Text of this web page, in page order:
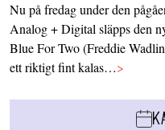
Nu på fredag under den
Analog + Digital släpps den
Blue For Two (Freddie
ett riktigt fint kalas…>